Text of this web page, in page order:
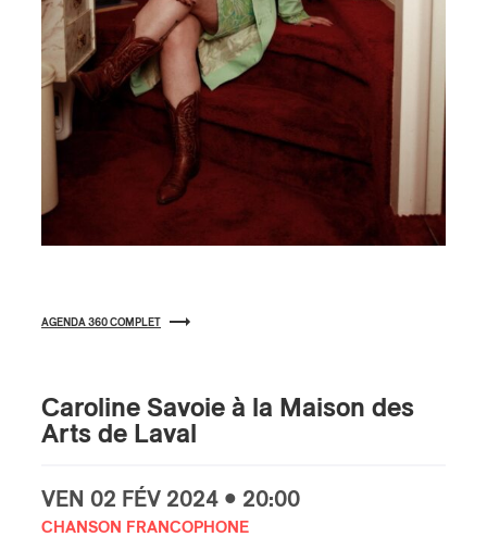
AGENDA 360 COMPLET
Caroline Savoie à la Maison des
Arts de Laval
VEN 02 FÉV 2024 • 20:00
CHANSON FRANCOPHONE